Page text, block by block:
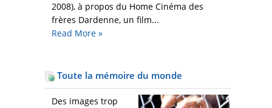
2008), à propos du Home Cinéma des
frères Dardenne, un film...
Read More »
Toute la mémoire du monde
Des images trop